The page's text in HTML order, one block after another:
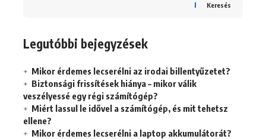
Keresés
Legutóbbi bejegyzések
Mikor érdemes lecserélni az irodai billentyűzetet?
Biztonsági frissítések hiánya – mikor válik
veszélyessé egy régi számítógép?
Miért lassul le idővel a számítógép, és mit tehetsz
ellene?
Mikor érdemes lecserélni a laptop akkumulátorát?